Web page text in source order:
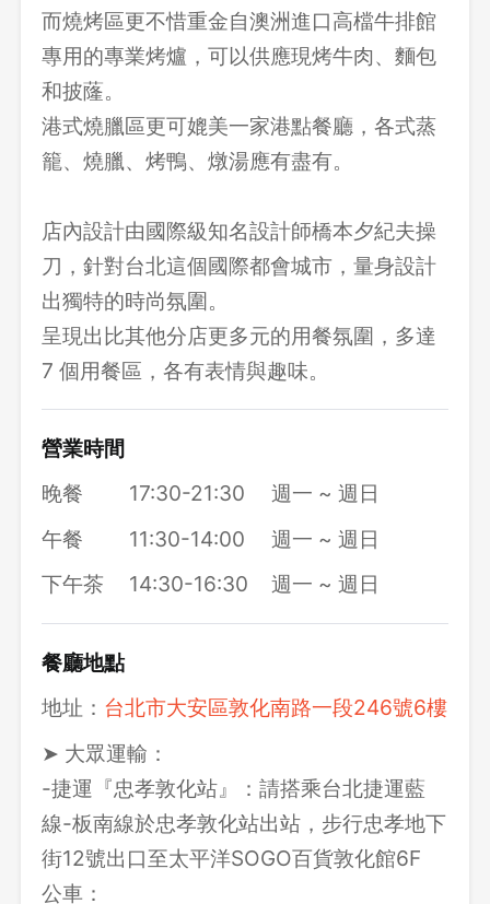
而燒烤區更不惜重金自澳洲進口高檔牛排館
專用的專業烤爐，可以供應現烤牛肉、麵包
和披蕯。
港式燒臘區更可媲美一家港點餐廳，各式蒸
籠、燒臘、烤鴨、燉湯應有盡有。
店內設計由國際級知名設計師橋本夕紀夫操
刀，針對台北這個國際都會城市，量身設計
出獨特的時尚氛圍。
呈現出比其他分店更多元的用餐氛圍，多達
7 個用餐區，各有表情與趣味。
營業時間
晚餐
17:30-21:30
週一 ~ 週日
午餐
11:30-14:00
週一 ~ 週日
下午茶
14:30-16:30 週一 ~ 週日
餐廳地點
地址： 台北市大安區敦化南路一段246號6樓
➤ 大眾運輸：
-捷運『忠孝敦化站』：請搭乘台北捷運藍
線-板南線於忠孝敦化站出站，步行忠孝地下
街12號出口至太平洋SOGO百貨敦化館6F
公車：